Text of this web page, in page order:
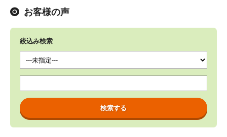
お客様の声
絞込み検索